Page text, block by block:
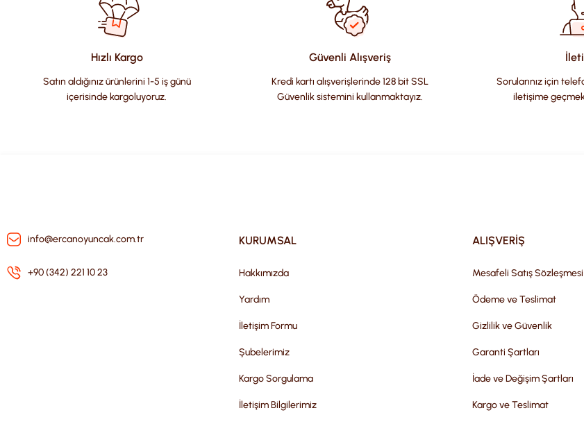
Ürün resmi kalitesiz, bozuk veya görüntülenemiyor.
Ürün açıklamasında eksik bilgiler bulunuyor.
Ürün bilgilerinde hatalar bulunuyor.
Bu ürüne benzer farklı alternatifler olmalı.
Hızlı Kargo
Satın aldığınız ürünlerini 1-5 iş günü
içerisinde kargoluyoruz.
Güvenli Alışveriş
Kredi kartı alışverişlerinde 128 bit SSL
Güvenlik sistemini kullanmaktayız.
Sorularınız için
iletişime
info@ercanoyuncak.com.tr
+90 (342) 221 10 23
KURUMSAL
Hakkımızda
Yardım
İletişim Formu
Şubelerimiz
Kargo Sorgulama
İletişim Bilgilerimiz
ALIŞVERİŞ
Mesafeli Satış Sözleşmesi
Ödeme ve Teslimat
Gizlilik ve Güvenlik
Garanti Şartları
İade ve Değişim Şartları
Kargo ve Teslimat